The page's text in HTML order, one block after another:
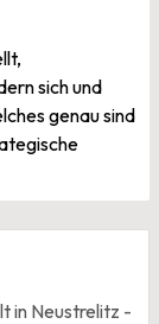
sich und
genau sind
in Neustrelitz -